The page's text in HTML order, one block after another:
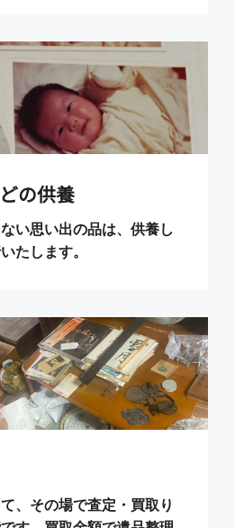
の供養
い思い出の品は、供養し
たします。
、その場で査定・買取り